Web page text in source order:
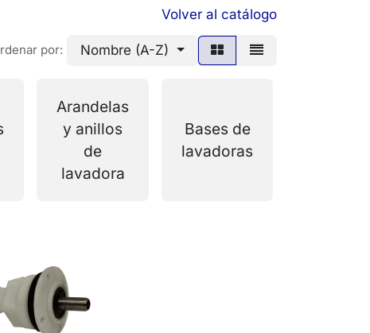
Volver al catálogo
por: Nombre (A-Z)
Arandelas
y anillos
de
lavadora
Bases de
lavadoras